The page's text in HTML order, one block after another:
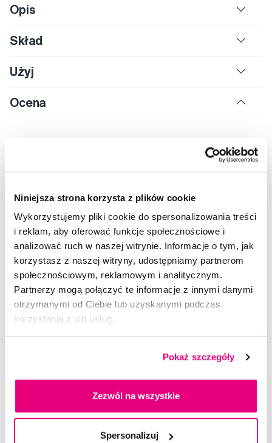
Niniejsza strona korzysta z plików cookie
Wykorzystujemy pliki cookie do spersonalizowania treści
i reklam, aby oferować funkcje społecznościowe i
analizować ruch w naszej witrynie. Informacje o tym, jak
korzystasz z naszej witryny, udostępniamy partnerom
społecznościowym, reklamowym i analitycznym.
Partnerzy mogą połączyć te informacje z innymi danymi
otrzymanymi od Ciebie lub uzyskanymi podczas
korzystania z ich usług.
Pokaż szczegóły
Zezwól na wszystkie
Spersonalizuj
Opis
Skład
Użyj
Ocena
Oceniać
2
0
0
0
0
Ocenione przez 2 użytkowników.
Doradzimy Ci